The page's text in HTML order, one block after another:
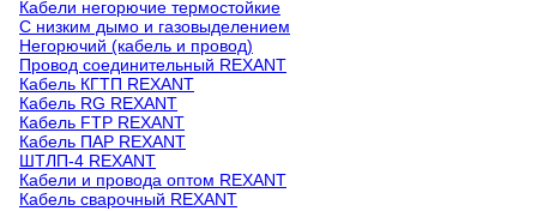
Кабели негорючие термостойкие
С низким дымо и газовыделением
Негорючий (кабель и провод)
Провод соединительный REXANT
Кабель КГТП REXANT
Кабель RG REXANT
Кабель FTP REXANT
Кабель ПАР REXANT
ШТЛП-4 REXANT
Кабели и провода оптом REXANT
Кабель сварочный REXANT